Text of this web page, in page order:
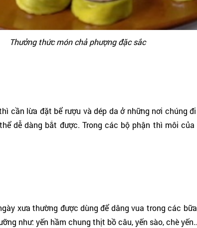
Thưởng thức món chả phượng đặc sắc
cần lừa đặt bể rượu và dép da ở những nơi chúng
dễ dàng bắt được. Trong các bộ phận thì môi
xưa thường được dùng để dâng vua trong các
như: yến hầm chung thịt bồ câu, yến sào, chè